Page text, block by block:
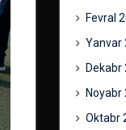
Fevral
Yanvar
Dekabr
Noyabr
Oktabr